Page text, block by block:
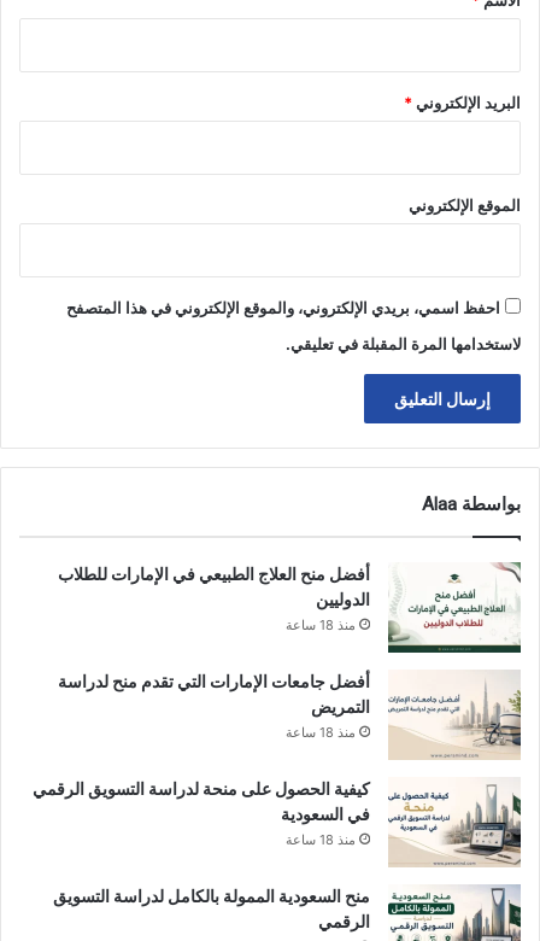
البريد الإلكتروني*
الموقع الإلكتروني
احفظ اسمي، بريدي الإلكتروني، والموقع الإلكتروني في هذا المتصفح
لاستخدامها المرة المقبلة في تعليقي.
بواسطة Alaa
أفضل منح العلاج الطبيعي في الإمارات للطلاب
الدوليين
منذ 18 ساعة
أفضل جامعات الإمارات التي تقدم منح لدراسة
التمريض
منذ 18 ساعة
كيفية الحصول على منحة لدراسة التسويق الرقمي
في السعودية
منذ 18 ساعة
منح السعودية الممولة بالكامل لدراسة التسويق
الرقمي